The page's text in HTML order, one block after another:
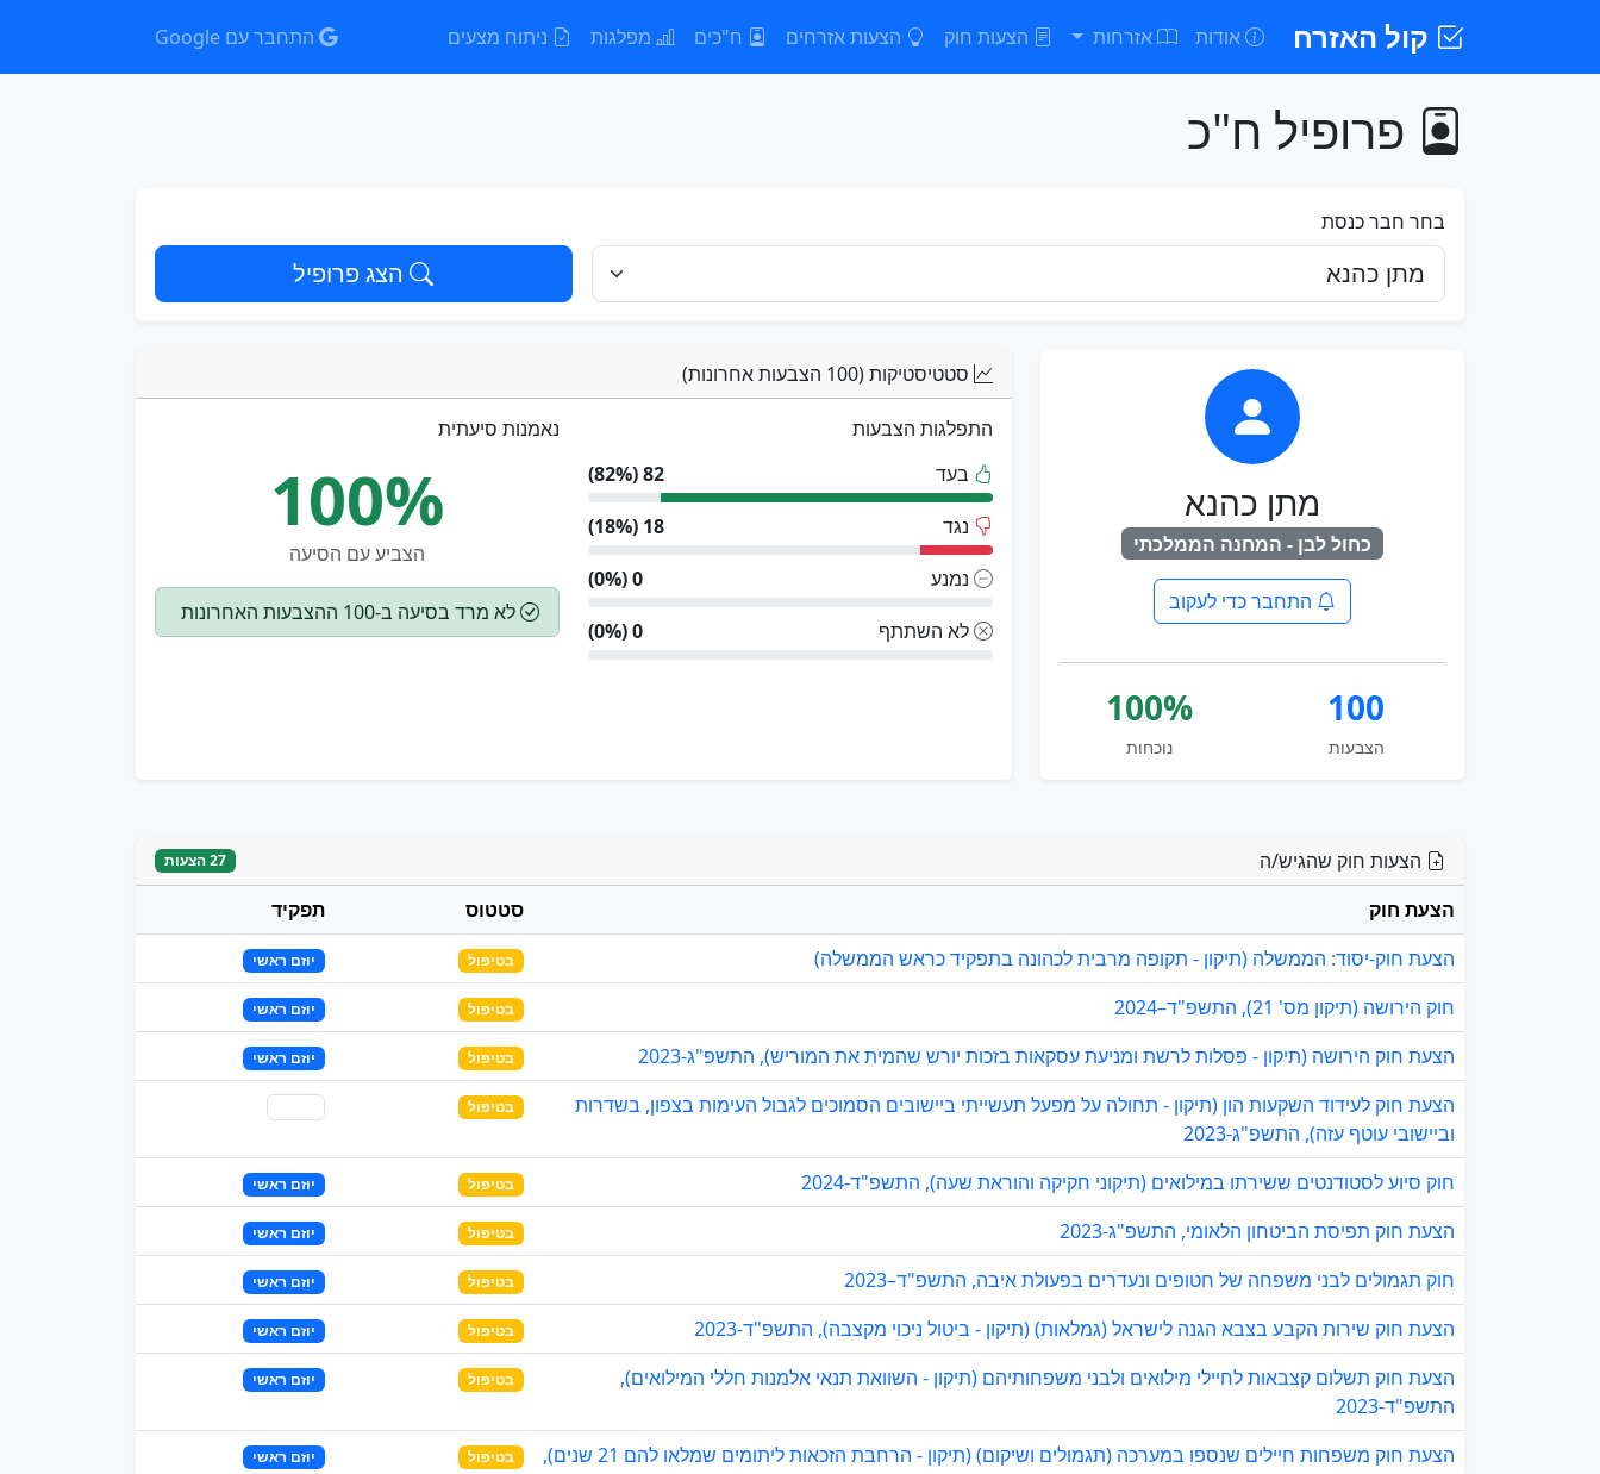
קול האזרח אודות אזרחות הצעות חוק הצעות אזרחים ח"כים מפלגות ניתוח מצעים התחבר עם Google
פרופיל ח"כ
בחר חבר כנסת
הצג פרופיל
מתן כהנא
כחול לבן - המחנה הממלכתי
התחבר כדי לעקוב
100
הצבעות
100%
נוכחות
סטטיסטיקות (100 הצבעות אחרונות)
התפלגות הצבעות
בעד
82 (82%)
נגד
18 (18%)
נמנע
0 (0%)
לא השתתף
0 (0%)
נאמנות סיעתית
100%
הצביע עם הסיעה
לא מרד בסיעה ב-100 ההצבעות האחרונות
הצעות חוק שהגיש/ה 27 הצעות
הצעת חוק סטטוס
תפקיד
הצעת חוק-יסוד: הממשלה (תיקון - תקופה מרבית לכהונה בתפקיד כראש הממשלה)
בטיפול יוזם ראשי
חוק הירושה (תיקון מס' 21), התשפ"ד–2024 בטיפול יוזם ראשי
הצעת חוק הירושה (תיקון - פסלות לרשת ומניעת עסקאות בזכות יורש שהמית את המוריש), התשפ"ג-2023 בטיפול יוזם ראשי
הצעת חוק לעידוד השקעות הון (תיקון - תחולה על מפעל תעשייתי ביישובים הסמוכים לגבול העימות בצפון, בשדרות
וביישובי עוטף עזה), התשפ"ג-2023
בטיפול
חוק סיוע לסטודנטים ששירתו במילואים (תיקוני חקיקה והוראת שעה), התשפ"ד-2024 בטיפול יוזם ראשי
הצעת חוק תפיסת הביטחון הלאומי, התשפ"ג-2023 בטיפול יוזם ראשי
חוק תגמולים לבני משפחה של חטופים ונעדרים בפעולת איבה, התשפ"ד–2023 בטיפול יוזם ראשי
הצעת חוק שירות הקבע בצבא הגנה לישראל (גמלאות) (תיקון - ביטול ניכוי מקצבה), התשפ"ד-2023 בטיפול יוזם ראשי
הצעת חוק תשלום קצבאות לחיילי מילואים ולבני משפחותיהם (תיקון - השוואת תנאי אלמנות חללי המילואים),
התשפ"ד-2023
בטיפול יוזם ראשי
הצעת חוק משפחות חיילים שנספו במערכה (תגמולים ושיקום) (תיקון - הרחבת הזכאות ליתומים שמלאו להם 21 שנים),
בטיפול יוזם ראשי